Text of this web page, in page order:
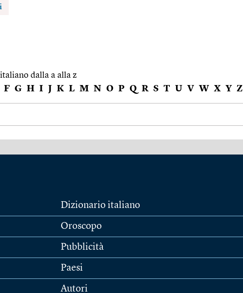
dalla a alla z
F G H I J K L M N O P Q R S T U V W X Y Z
Dizionario italiano
Oroscopo
Pubblicità
Paesi
Autori